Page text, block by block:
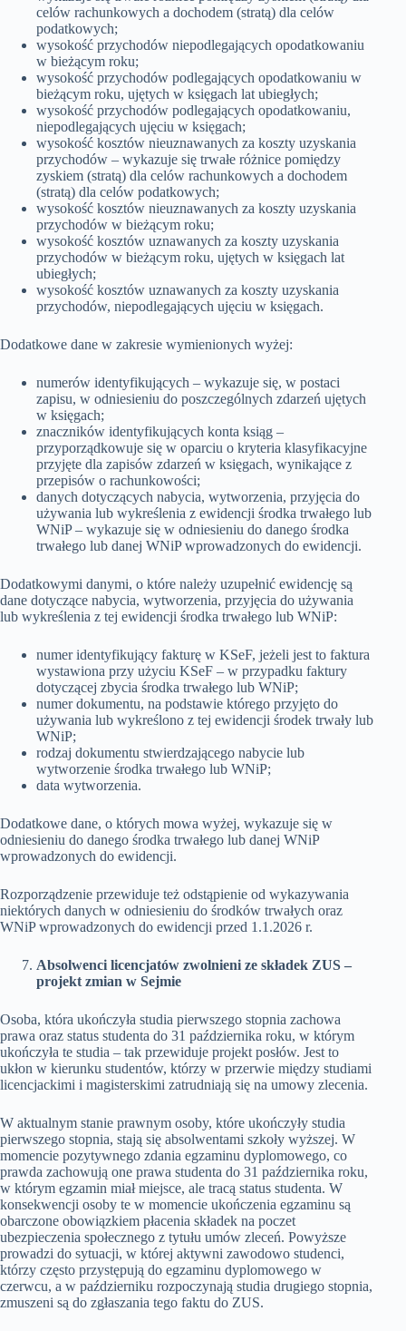
celów rachunkowych a dochodem (stratą) dla celów
podatkowych;
wysokość przychodów niepodlegających opodatkowaniu
w bieżącym roku;
wysokość przychodów podlegających opodatkowaniu w
bieżącym roku, ujętych w księgach lat ubiegłych;
wysokość przychodów podlegających opodatkowaniu,
niepodlegających ujęciu w księgach;
wysokość kosztów nieuznawanych za koszty uzyskania
przychodów – wykazuje się trwałe różnice pomiędzy
zyskiem (stratą) dla celów rachunkowych a dochodem
(stratą) dla celów podatkowych;
wysokość kosztów nieuznawanych za koszty uzyskania
przychodów w bieżącym roku;
wysokość kosztów uznawanych za koszty uzyskania
przychodów w bieżącym roku, ujętych w księgach lat
ubiegłych;
wysokość kosztów uznawanych za koszty uzyskania
przychodów, niepodlegających ujęciu w księgach.
Dodatkowe dane w zakresie wymienionych wyżej:
numerów identyfikujących – wykazuje się, w postaci
zapisu, w odniesieniu do poszczególnych zdarzeń ujętych
w księgach;
znaczników identyfikujących konta ksiąg –
przyporządkowuje się w oparciu o kryteria klasyfikacyjne
przyjęte dla zapisów zdarzeń w księgach, wynikające z
przepisów o rachunkowości;
danych dotyczących nabycia, wytworzenia, przyjęcia do
używania lub wykreślenia z ewidencji środka trwałego lub
WNiP – wykazuje się w odniesieniu do danego środka
trwałego lub danej WNiP wprowadzonych do ewidencji.
Dodatkowymi danymi, o które należy uzupełnić ewidencję są
dane dotyczące nabycia, wytworzenia, przyjęcia do używania
lub wykreślenia z tej ewidencji środka trwałego lub WNiP:
numer identyfikujący fakturę w KSeF, jeżeli jest to faktura
wystawiona przy użyciu KSeF – w przypadku faktury
dotyczącej zbycia środka trwałego lub WNiP;
numer dokumentu, na podstawie którego przyjęto do
używania lub wykreślono z tej ewidencji środek trwały lub
WNiP;
rodzaj dokumentu stwierdzającego nabycie lub
wytworzenie środka trwałego lub WNiP;
data wytworzenia.
Dodatkowe dane, o których mowa wyżej, wykazuje się w
odniesieniu do danego środka trwałego lub danej WNiP
wprowadzonych do ewidencji.
Rozporządzenie przewiduje też odstąpienie od wykazywania
niektórych danych w odniesieniu do środków trwałych oraz
WNiP wprowadzonych do ewidencji przed 1.1.2026 r.
Absolwenci licencjatów zwolnieni ze składek ZUS –
projekt zmian w Sejmie
Osoba, która ukończyła studia pierwszego stopnia zachowa
prawa oraz status studenta do 31 października roku, w którym
ukończyła te studia – tak przewiduje projekt posłów. Jest to
ukłon w kierunku studentów, którzy w przerwie między studiami
licencjackimi i magisterskimi zatrudniają się na umowy zlecenia.
W aktualnym stanie prawnym osoby, które ukończyły studia
pierwszego stopnia, stają się absolwentami szkoły wyższej. W
momencie pozytywnego zdania egzaminu dyplomowego, co
prawda zachowują one prawa studenta do 31 października roku,
w którym egzamin miał miejsce, ale tracą status studenta. W
konsekwencji osoby te w momencie ukończenia egzaminu są
obarczone obowiązkiem płacenia składek na poczet
ubezpieczenia społecznego z tytułu umów zleceń. Powyższe
prowadzi do sytuacji, w której aktywni zawodowo studenci,
którzy często przystępują do egzaminu dyplomowego w
czerwcu, a w październiku rozpoczynają studia drugiego stopnia,
zmuszeni są do zgłaszania tego faktu do ZUS.